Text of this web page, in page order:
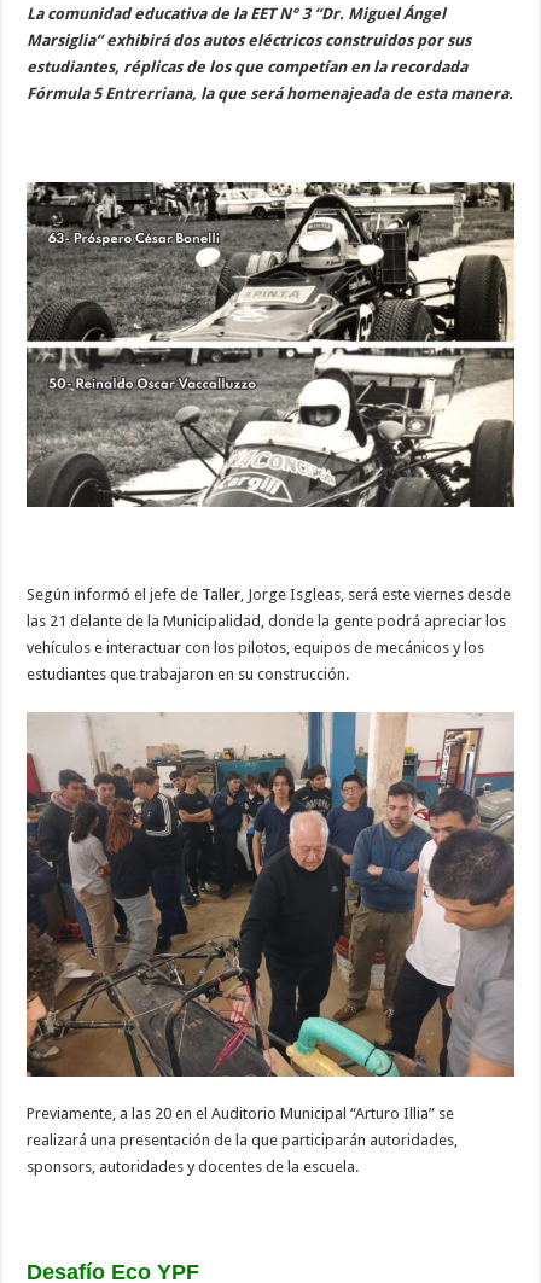
La comunidad educativa de la EET N° 3 “Dr. Miguel Ángel
Marsiglia” exhibirá dos autos eléctricos construidos por sus
estudiantes, réplicas de los que competían en la recordada
Fórmula 5 Entrerriana, la que será homenajeada de esta manera.
Según informó el jefe de Taller, Jorge Isgleas, será este viernes desde
las 21 delante de la Municipalidad, donde la gente podrá apreciar los
vehículos e interactuar con los pilotos, equipos de mecánicos y los
estudiantes que trabajaron en su construcción.
Previamente, a las 20 en el Auditorio Municipal “Arturo Illia” se
realizará una presentación de la que participarán autoridades,
sponsors, autoridades y docentes de la escuela.
Desafío Eco YPF